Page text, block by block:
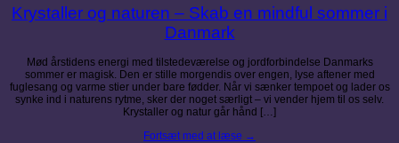
Krystaller og naturen – Skab en mindful sommer i
Danmark
Mød årstidens energi med tilstedeværelse og jordforbindelse Danmarks
sommer er magisk. Den er stille morgendis over engen, lyse aftener med
fuglesang og varme stier under bare fødder. Når vi sænker tempoet og lader os
synke ind i naturens rytme, sker der noget særligt – vi vender hjem til os selv.
Krystaller og natur går hånd […]
Fortsæt med at læse →